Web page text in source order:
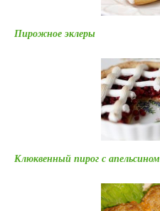
Пирожное эклеры
Клюквенный пирог с апельсином